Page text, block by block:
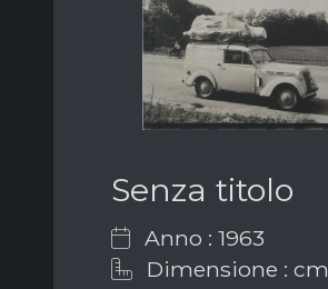
Senza titolo
Anno : 1963
Dimensione : cm